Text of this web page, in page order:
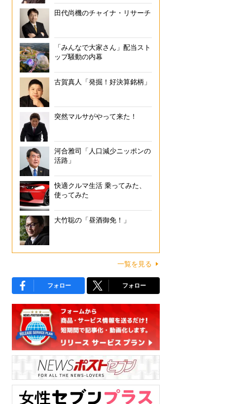
田代尚機のチャイナ・リサーチ
「みんなで大家さん」配当スト
ップ騒動の内幕
古賀真人「発掘！好決算銘柄」
突然マルサがやって来た！
河合雅司「人口減少ニッポンの
活路」
快適クルマ生活 乗ってみた、
使ってみた
大竹聡の「昼酒御免！」
一覧を見る
フォロー フォロー